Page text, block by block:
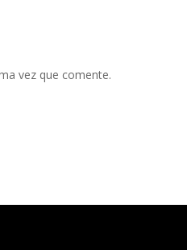
vez que comente.